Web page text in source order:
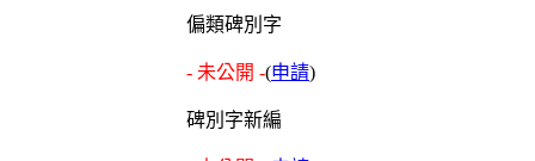
偏類碑別字
- 未公開 -(申請)
碑別字新編